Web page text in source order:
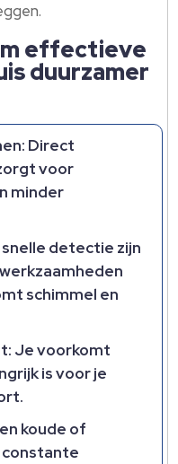
effectieve
duurzamer
Direct
voor
minder
detectie zijn
schimmel en
Je voorkomt
is voor je
koude of
constante